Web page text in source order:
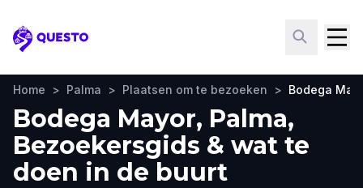
Questo
Home > Palma > Plaatsen om te bezoeken > Bodega
Bodega Mayor, Palma,
Bezoekersgids & wat te
doen in de buurt